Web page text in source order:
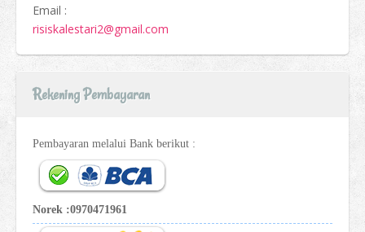
Email :
risiskalestari2@gmail.com
Rekening Pembayaran
Pembayaran melalui Bank berikut :
Norek :0970471961